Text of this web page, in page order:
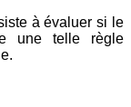
à évaluer si le
une telle règle